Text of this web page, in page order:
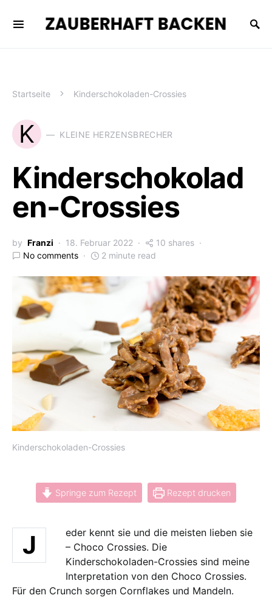
ZAUBERHAFT BACKEN
Startseite Kinderschokoladen-Crossies
K KLEINE HERZENSBRECHER
Kinderschokolad
en-Crossies
by Franzi 18. Februar 2022
10 shares
No comments
2 minute read
Kinderschokoladen-Crossies
Springe zum Rezept Rezept drucken
J
eder kennt sie und die meisten lieben sie
– Choco Crossies. Die
Kinderschokoladen-Crossies sind meine
Interpretation von den Choco Crossies.
Für den Crunch sorgen Cornflakes und Mandeln.